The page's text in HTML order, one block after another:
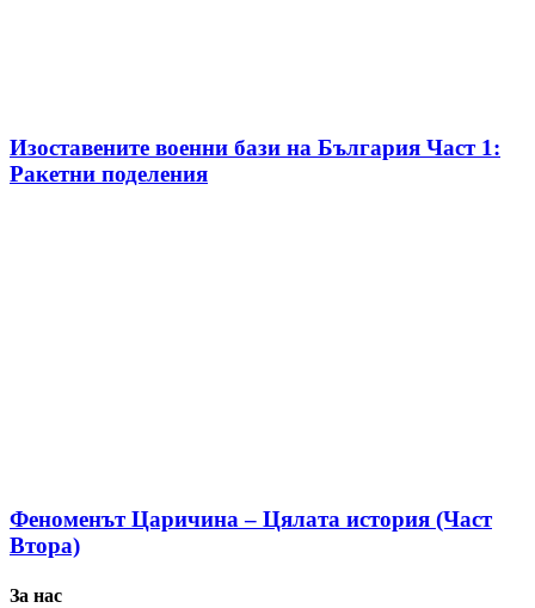
Изоставените военни бази на България Част 1:
Ракетни поделения
Феноменът Царичина – Цялата история (Част
Втора)
За нас